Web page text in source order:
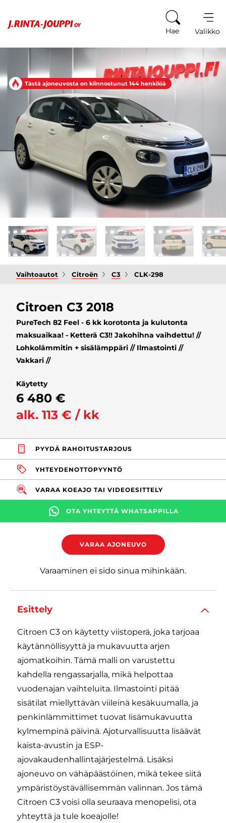
Hae Valikko
Tästä ajoneuvosta on kiinnostunut 144 henkilöä
Vaihtoautot Citroën C3 CLK-298
Citroen C3 2018
PureTech 82 Feel - 6 kk korotonta ja kulutonta
maksuaikaa! - Ketterä C3!! Jakohihna vaihdettu! //
Lohkolämmitin + sisälämppäri // Ilmastointi //
Vakkari //
Käytetty
6 480 €
alk. 113 € / kk
PYYDÄ RAHOITUSTARJOUS
YHTEYDENOTTOPYYNTÖ
VARAA KOEAJO TAI VIDEOESITTELY
OTA YHTEYTTÄ WHATSAPPILLA
VARAA AJONEUVO
Varaaminen ei sido sinua mihinkään.
Esittely
Citroen C3 on käytetty viistoperä, joka tarjoaa
käytännöllisyyttä ja mukavuutta arjen
ajomatkoihin. Tämä malli on varustettu
kahdella rengassarjalla, mikä helpottaa
vuodenajan vaihteluita. Ilmastointi pitää
sisätilat miellyttävän viileinä kesäkuumalla, ja
penkinlämmittimet tuovat lisämukavuutta
kylmempinä päivinä. Ajoturvallisuutta lisäävät
kaista-avustin ja ESP-
ajovakaudenhallintajärjestelmä. Lisäksi
ajoneuvo on vähäpäästöinen, mikä tekee siitä
ympäristöystävällisemmän valinnan. Jos tämä
Citroen C3 voisi olla seuraava menopelisi, ota
yhteyttä ja tule koeajolle!